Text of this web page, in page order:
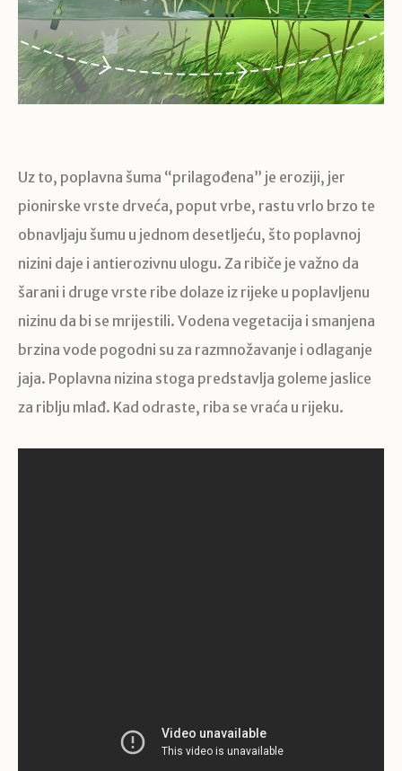
Uz to, poplavna šuma “prilagođena” je eroziji, jer
pionirske vrste drveća, poput vrbe, rastu vrlo brzo te
obnavljaju šumu u jednom desetljeću, što poplavnoj
nizini daje i antierozivnu ulogu. Za ribiče je važno da
šarani i druge vrste ribe dolaze iz rijeke u poplavljenu
nizinu da bi se mrijestili. Vodena vegetacija i smanjena
brzina vode pogodni su za razmnožavanje i odlaganje
jaja. Poplavna nizina stoga predstavlja goleme jaslice
za riblju mlađ. Kad odraste, riba se vraća u rijeku.